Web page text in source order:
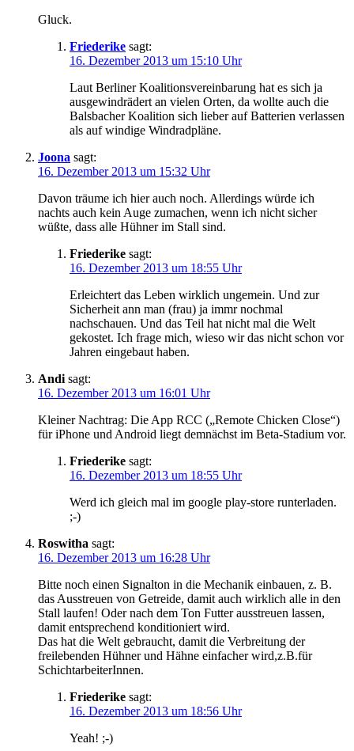
Gluck.
Friederike sagt:
16. Dezember 2013 um 15:10 Uhr
Laut Berliner Koalitionsvereinbarung hat es sich ja
ausgewindrädert an vielen Orten, da wollte auch die
Balsbacher Koalition sich lieber auf Batterien verlassen
als auf windige Windradpläne.
Joona sagt:
16. Dezember 2013 um 15:32 Uhr
Davon träume ich hier auch noch. Allerdings würde ich
nachts auch kein Auge zumachen, wenn ich nicht sicher
wüßte, dass alle Hühner im Stall sind.
Friederike sagt:
16. Dezember 2013 um 18:55 Uhr
Erleichtert das Leben wirklich ungemein. Und zur
Sicherheit ann man (frau) ja immr nochmal
nachschauen. Und das Teil hat nicht mal die Welt
gekostet. Ich frage mich, wieso wir das nicht schon vor
Jahren eingebaut haben.
Andi sagt:
16. Dezember 2013 um 16:01 Uhr
Kleiner Nachtrag: Die App RCC („Remote Chicken Close“)
für iPhone und Android liegt demnächst im Beta-Stadium vor.
Friederike sagt:
16. Dezember 2013 um 18:55 Uhr
Werd ich gleich mal im google play-store runterladen.
;-)
Roswitha sagt:
16. Dezember 2013 um 16:28 Uhr
Bitte noch einen Signalton in die Mechanik einbauen, z. B.
das Ausstreuen von Getreide, damit auch wirklich alle in den
Stall laufen! Oder nach dem Ton Futter ausstreuen lassen,
damit entsprechend konditioniert wird.
Das hat die Welt gebraucht, damit die Verbreitung der
freilebenden Hühner und Hähne einfacher wird,z.B.für
SchichtarbeiterInnen.
Friederike sagt:
16. Dezember 2013 um 18:56 Uhr
Yeah! ;-)